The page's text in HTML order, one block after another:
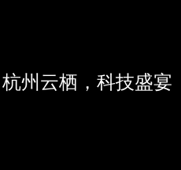
州云栖，科技盛宴